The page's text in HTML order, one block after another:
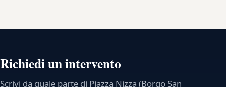
Richiedi un intervento
Scrivi da quale parte di Piazza Nizza (Borgo San